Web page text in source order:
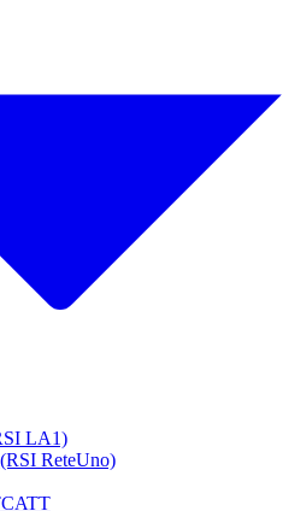
LA1)
ReteUno)